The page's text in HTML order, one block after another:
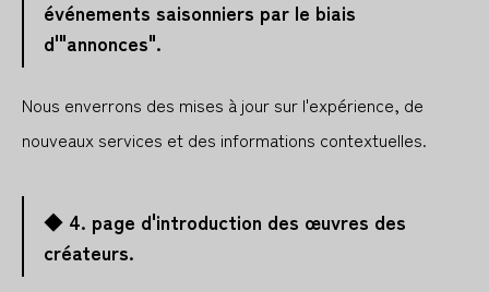
événements saisonniers par le biais
d'"annonces".
Nous enverrons des mises à jour sur l'expérience, de
nouveaux services et des informations contextuelles.
◆ 4. page d'introduction des œuvres des
créateurs.